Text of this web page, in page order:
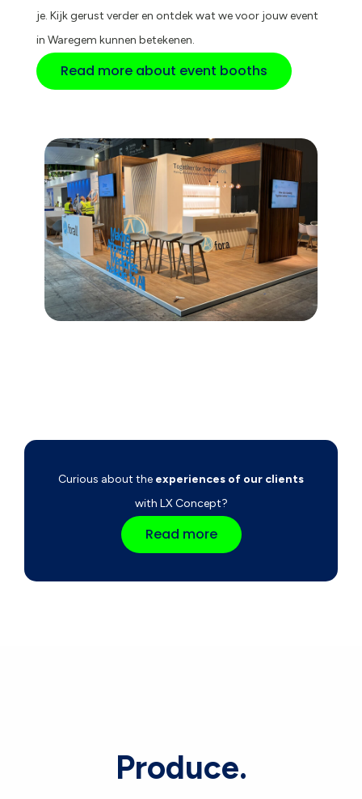
je. Kijk gerust verder en ontdek wat we voor jouw event
in Waregem kunnen betekenen.
Read more about event booths
Curious about the experiences of our clients
with LX Concept?
Read more
Produce.